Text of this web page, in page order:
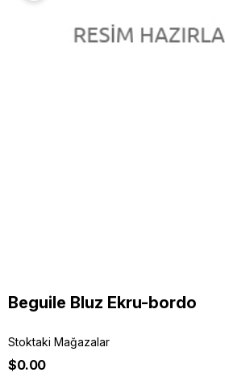
Beguile Bluz Ekru-bordo
Stoktaki Mağazalar
$0.00